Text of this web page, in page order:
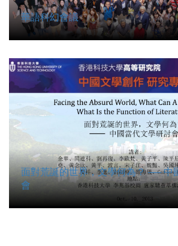
華語科幻會議
面對荒誕的世界，文學何為？ ── 中
會